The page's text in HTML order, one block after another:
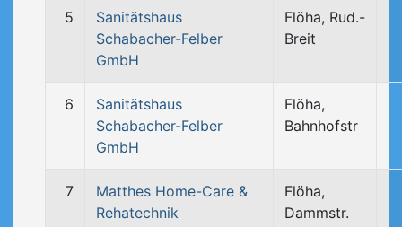
5
Sanitätshaus
Schabacher-Felber
GmbH
Flöha, Rud.-
Breit
6
Sanitätshaus
Schabacher-Felber
GmbH
Flöha,
Bahnhofstr
7
Matthes Home-Care &
Rehatechnik
Flöha,
Dammstr.